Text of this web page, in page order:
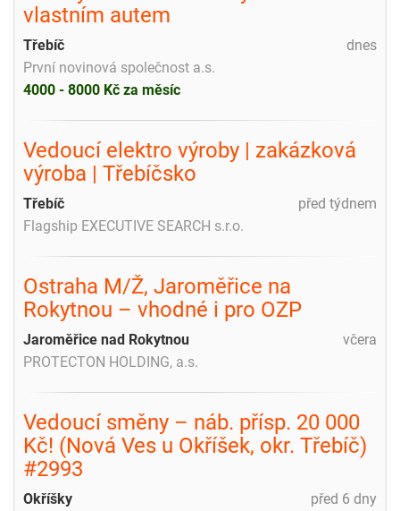
vlastním autem
dnes
Třebíč
První novinová společnost a.s.
4000 - 8000 Kč za měsíc
Vedoucí elektro výroby | zakázková
výroba | Třebíčsko
před týdnem
Třebíč
Flagship EXECUTIVE SEARCH s.r.o.
Ostraha M/Ž, Jaroměřice na
Rokytnou – vhodné i pro OZP
včera
Jaroměřice nad Rokytnou
PROTECTON HOLDING, a.s.
Vedoucí směny – náb. přísp. 20 000
Kč! (Nová Ves u Okříšek, okr. Třebíč)
#2993
před 6 dny
Okříšky